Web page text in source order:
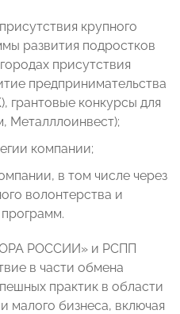
крупного
развития подростков
присутствия
предпринимательства
грантовые конкурсы для
Металллоинвест);
компании;
в том числе через
волонтерства и
РОССИИ» и РСПП
в части обмена
практик в области
малого бизнеса, включая